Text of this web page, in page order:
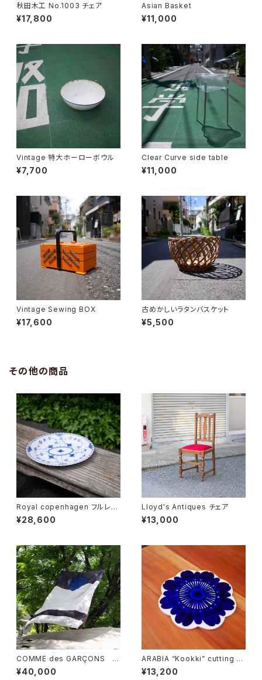
秋田木工 No.1003 チェア
¥17,800
Asian Basket
¥11,000
Vintage 特大ホーローボウル
¥7,700
Clear Curve side table
¥11,000
Vintage Sewing BOX
¥17,600
古めかしいラタンバスケット
¥5,500
その他の商品
Royal copenhagen フルレー
ス オーバルディッシュ
¥28,600
Lloyd's Antiques チェア
¥13,000
COMME des GARÇONS 一
枚布
¥40,000
ARABIA “Kookki” cutting b
oard
¥13,200